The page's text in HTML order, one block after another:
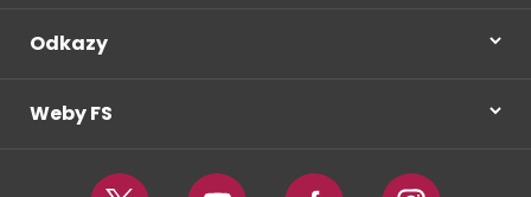
Odkazy
Weby FS